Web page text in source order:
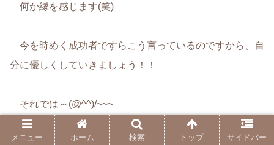
何か縁を感じます(笑)
今を時めく成功者ですらこう言っているのですから、自
分に優しくしていきましょう！！
それでは～(@^^)/~~~
メニュー ホーム 検索 トップ サイドバー